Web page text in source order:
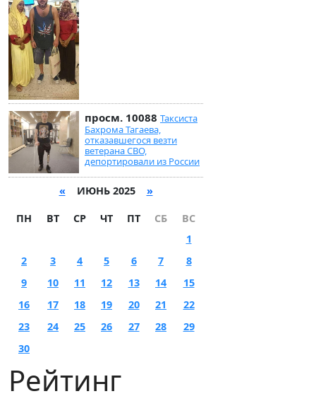
просм. 10088 Таксиста
Бахрома Тагаева,
отказавшегося везти
ветерана СВО,
депортировали из России
« ИЮНЬ 2025 »
ПН ВТ СР ЧТ ПТ СБ
ВС
1
2
3 4 5 6 7
8
9
10 11 12 13 14
15
16
17 18 19 20 21
22
23
24 25 26 27 28
29
30
Рейтинг